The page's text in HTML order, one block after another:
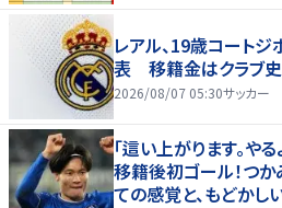
レアル、19歳コート
表 移籍金はクラブ
2026/08/07 05:30サッカー
｢這い上がります。や
移籍後初ゴール！つ
ての感覚と、もどかし